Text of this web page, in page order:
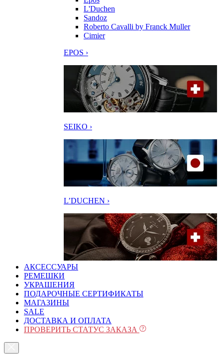
L'Duchen
Sandoz
Roberto Cavalli by Franck Muller
Cimier
EPOS ›
SEIKO ›
L’DUCHEN ›
АКСЕССУАРЫ
РЕМЕШКИ
УКРАШЕНИЯ
ПОДАРОЧНЫЕ СЕРТИФИКАТЫ
МАГАЗИНЫ
SALE
ДОСТАВКА И ОПЛАТА
ПРОВЕРИТЬ СТАТУС ЗАКАЗА